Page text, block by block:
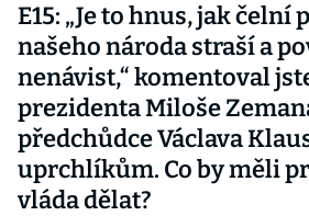
E15: „Je to hnus, jak
našeho národa straší a
nenávist,“ komentoval
prezidenta Miloše
předchůdce Václava
uprchlíkům. Co by měli
vláda dělat?